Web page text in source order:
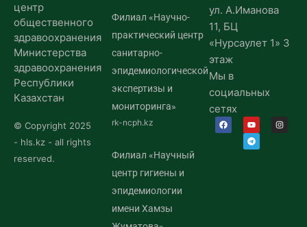
центр
общественного
здравоохранения
Министерства
здравоохранения
Республики
Казахстан
© Copyright 2025
- hls.kz - all rights
reserved.
Филиал «Научно-
практический центр
санитарно-
эпидемиологической
экспертизы и
мониторинга»
rk-ncph.kz
Филиал «Научный
центр гигиены и
эпидемиологии
имени Хамзы
ул. А.Иманова
11, БЦ
«Нурсаулет 1» 3
этаж
Мы в
социальных
сетях